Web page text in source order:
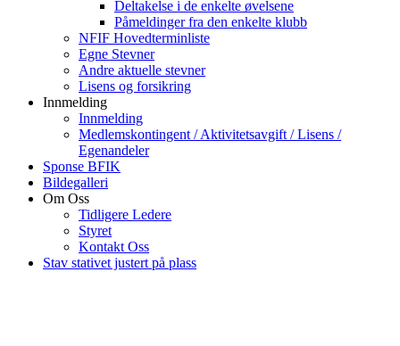
Deltakelse i de enkelte øvelsene
Påmeldinger fra den enkelte klubb
NFIF Hovedterminliste
Egne Stevner
Andre aktuelle stevner
Lisens og forsikring
Innmelding
Innmelding
Medlemskontingent / Aktivitetsavgift / Lisens /
Egenandeler
Sponse BFIK
Bildegalleri
Om Oss
Tidligere Ledere
Styret
Kontakt Oss
Stav stativet justert på plass